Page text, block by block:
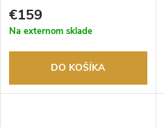
tovaru. Autorizovaný predajca.
€159
Na externom sklade
DO KOŠÍKA